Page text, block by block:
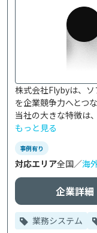
株式会社Flybyは、
を企業競争力へとつ
当社の大きな特徴は
もっと見る
事例有り
対応エリア全国／海
企業詳細
業務システム